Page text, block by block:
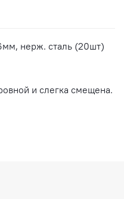
нерж. сталь (20шт)
и слегка смещена.